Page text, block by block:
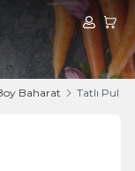
Hesabım
Baharat Tatlı Pul